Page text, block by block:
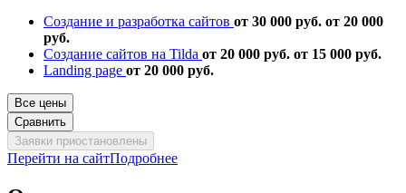
Создание и разработка сайтов от 30 000 руб. от 20 000
руб.
Создание сайтов на Tilda от 20 000 руб. от 15 000 руб.
Landing page от 20 000 руб.
Все цены
Сравнить
Заявки приостановлены
Перейти на сайтПодробнее